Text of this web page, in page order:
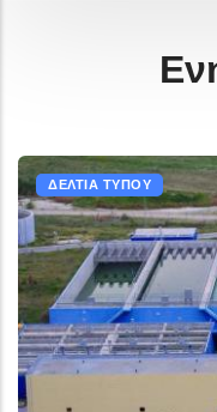
ΔΕΛΤΙΑ ΤΥΠΟΥ